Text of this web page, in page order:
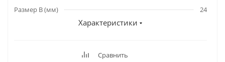
Размер В (мм)
24
Характеристики
Сравнить